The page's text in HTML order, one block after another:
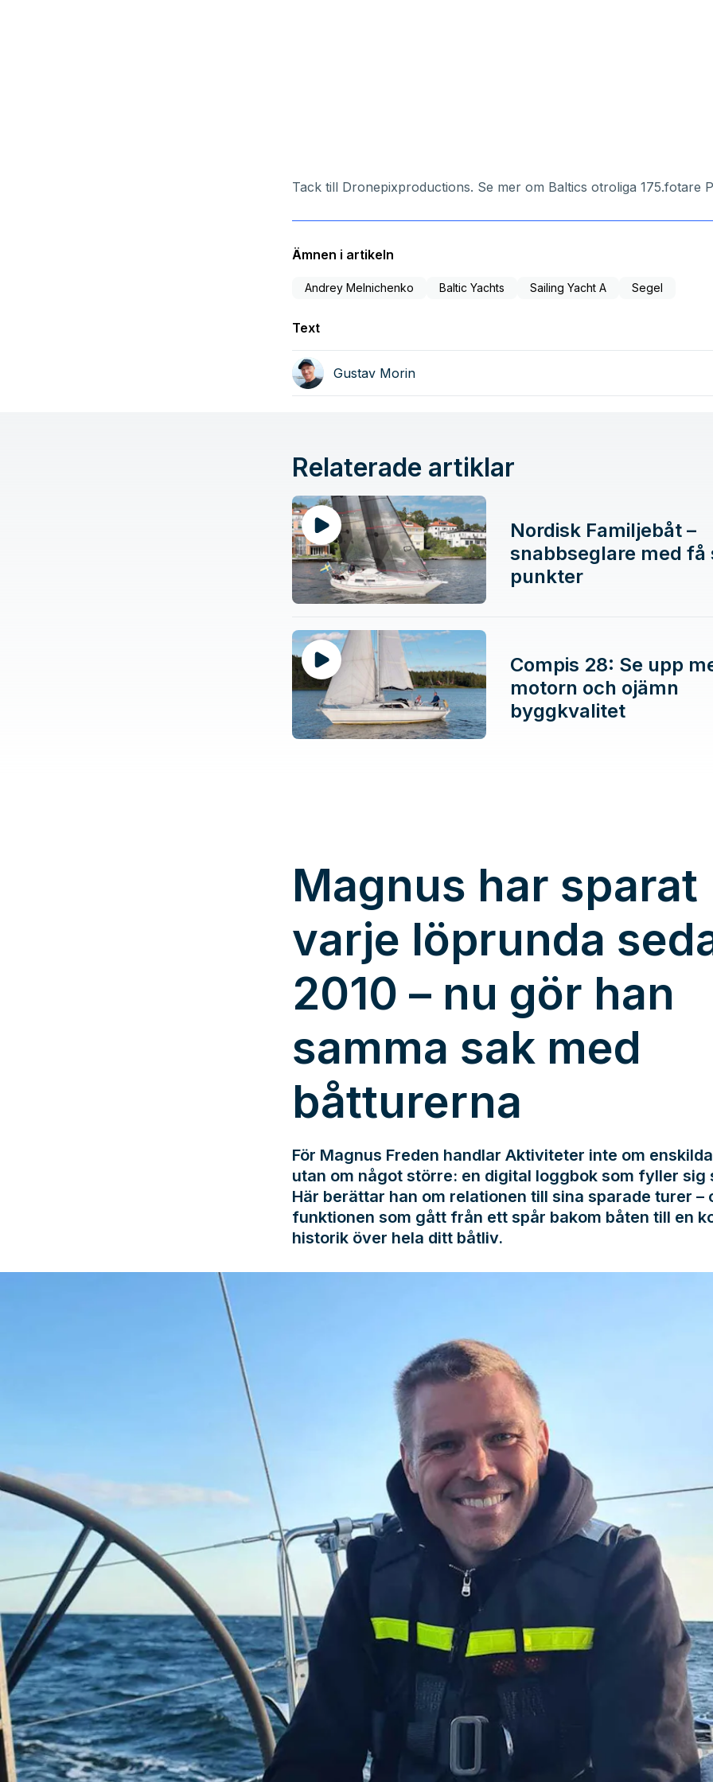
Tack till Dronepixproductions. Se mer om Baltics otroliga 175.fotare
Ämnen i artikeln
Andrey Melnichenko Baltic Yachts Sailing Yacht A Segel
Text
Gustav Morin
Relaterade artiklar
Nordisk Familjebåt –
snabbseglare med få
punkter
Compis 28: Se upp
motorn och ojämn
byggkvalitet
Magnus har sparat
varje löprunda
2010 – nu gör han
samma sak med
båtturerna
För Magnus Freden handlar Aktiviteter inte om
utan om något större: en digital loggbok som fyller sig
Här berättar han om relationen till sina sparade turer –
funktionen som gått från ett spår bakom båten till en
historik över hela ditt båtliv.